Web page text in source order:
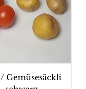
Gemüsesäckli